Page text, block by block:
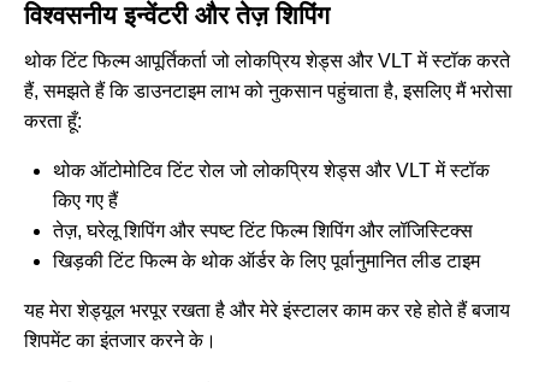
विश्वसनीय इन्वेंटरी और तेज़ शिपिंग
थोक टिंट फिल्म आपूर्तिकर्ता जो लोकप्रिय शेड्स और VLT में स्टॉक करते
हैं, समझते हैं कि डाउनटाइम लाभ को नुकसान पहुंचाता है, इसलिए मैं भरोसा
करता हूँ:
थोक ऑटोमोटिव टिंट रोल जो लोकप्रिय शेड्स और VLT में स्टॉक
किए गए हैं
तेज़, घरेलू शिपिंग और स्पष्ट टिंट फिल्म शिपिंग और लॉजिस्टिक्स
खिड़की टिंट फिल्म के थोक ऑर्डर के लिए पूर्वानुमानित लीड टाइम
यह मेरा शेड्यूल भरपूर रखता है और मेरे इंस्टालर काम कर रहे होते हैं बजाय
शिपमेंट का इंतजार करने के।